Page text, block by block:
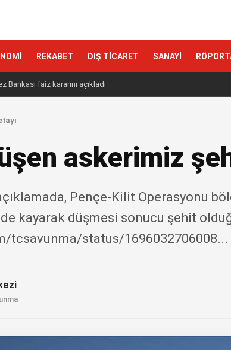
REKABET DIŞ TİCARET SANAYİ
Bankası faiz kararını açıkladı
askerimiz
Pençe-Kilit Operasyonu
kayarak düşmesi sonucu şehit
tcsavunma/status/1696032706008...